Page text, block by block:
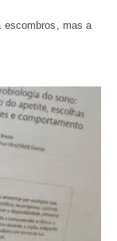
escombros, mas a